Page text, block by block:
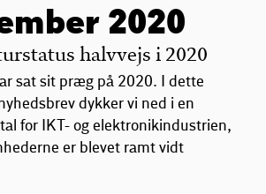
2020
halvvejs i 2020
sat sit præg på 2020. I dette
dykker vi ned i en
for IKT- og elektronikindustrien,
er blevet ramt vidt